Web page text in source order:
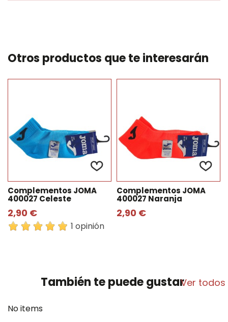
Otros productos que te interesarán
Complementos JOMA
400027 Celeste
2,90 €
1 opinión
Complementos JOMA
400027 Naranja
2,90 €
También te puede gustarVer todos
No items